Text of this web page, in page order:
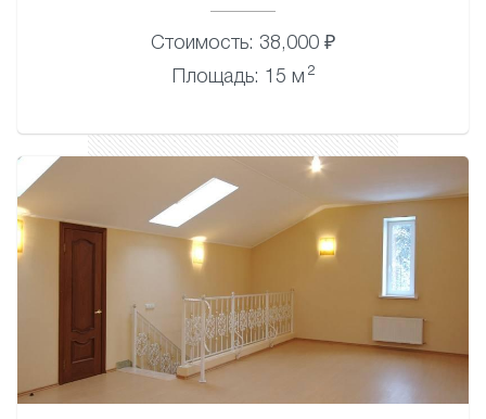
Стоимость: 38,000 ₽
Площадь: 15 м 2